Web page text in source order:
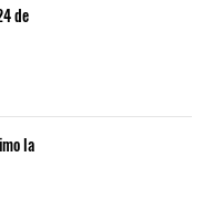
de
la